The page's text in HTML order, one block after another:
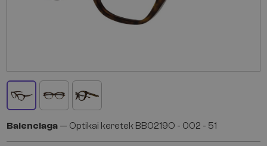
Balenciaga — Optikai keretek BB0219O - 002 - 51